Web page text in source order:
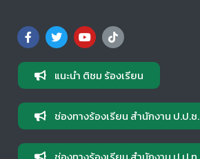
แนะนำ ติชม ร้องเรียน
ช่องทางร้องเรียน สำนักงาน ป.ป.ช.